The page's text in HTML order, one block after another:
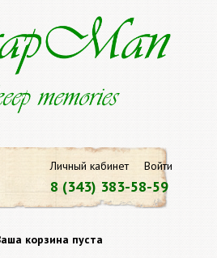
Личный кабинет Войти
8 (343) 383-58-59
корзина пуста